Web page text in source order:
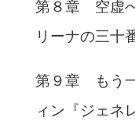
第８章 空虚
リーナの三十
第９章 もう
ィン『ジェネ